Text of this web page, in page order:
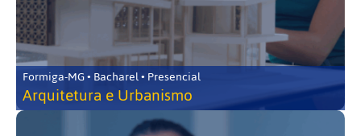
Formiga-MG • Bacharel • Presencial
Arquitetura e Urbanismo